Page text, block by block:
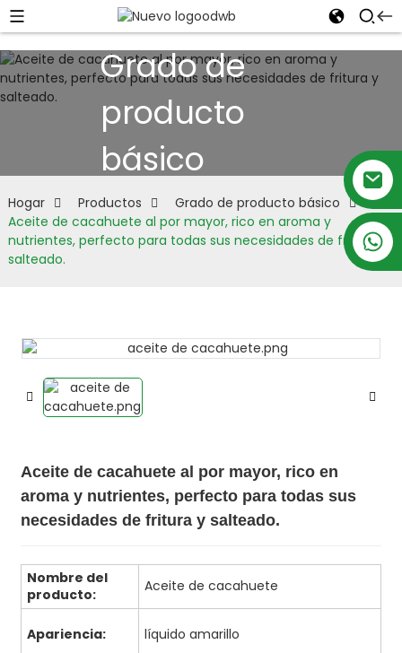
+86 18879697105
Grado de
producto
básico
Hogar Productos
Grado de producto básico
Aceite de cacahuete al por mayor, rico en aroma y
nutrientes, perfecto para todas sus necesidades de fritura y
salteado.
Aceite de cacahuete al por mayor, rico en
aroma y nutrientes, perfecto para todas sus
necesidades de fritura y salteado.
Nombre del
producto:
Aceite de cacahuete
Apariencia: líquido amarillo